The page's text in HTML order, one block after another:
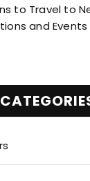
to Travel to
and Events